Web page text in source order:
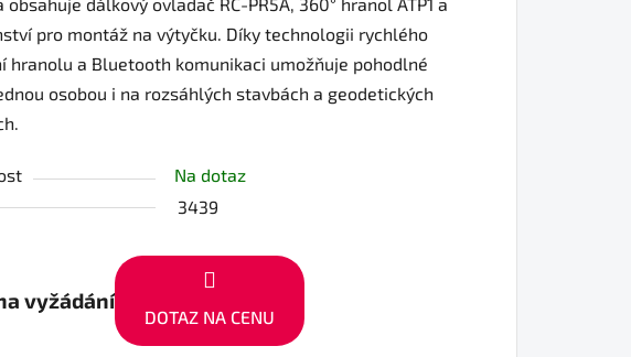
pro montáž na výtyčku. Díky technologii rychlého
hranolu a Bluetooth komunikaci umožňuje pohodlné
osobou i na rozsáhlých stavbách a geodetických
Na dotaz
3439
vyžádání
DOTAZ NA CENU